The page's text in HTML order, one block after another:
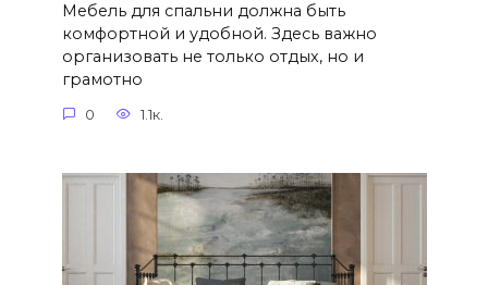
Мебель для спальни должна быть
комфортной и удобной. Здесь важно
организовать не только отдых, но и
грамотно
0 1.1к.